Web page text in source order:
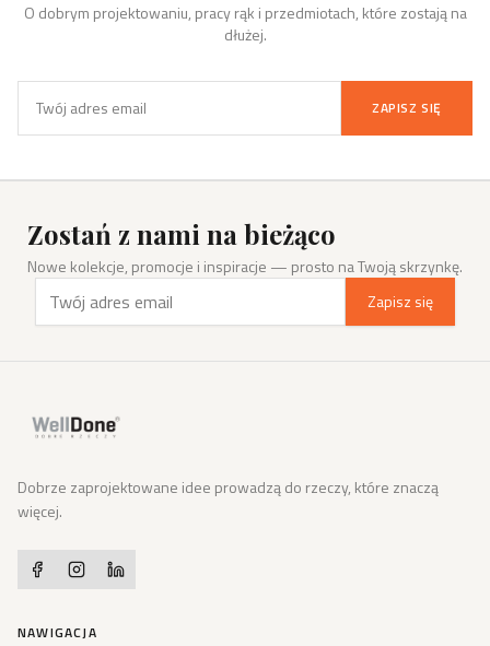
O dobrym projektowaniu, pracy rąk i przedmiotach, które zostają na
dłużej.
ZAPISZ SIĘ
Zostań z nami na bieżąco
Nowe kolekcje, promocje i inspiracje — prosto na Twoją skrzynkę.
Zapisz się
Dobrze zaprojektowane idee prowadzą do rzeczy, które znaczą
więcej.
NAWIGACJA